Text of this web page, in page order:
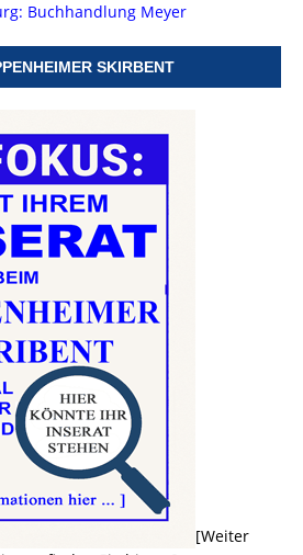
Buchhandlung Meyer
SKIRBENT
[Weiter